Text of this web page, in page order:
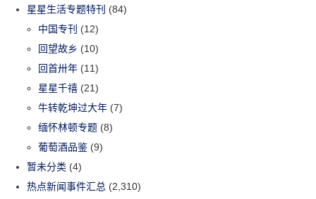
星星生活专题特刊 (84)
中国专刊 (12)
回望故乡 (10)
回首卅年 (11)
星星千禧 (21)
牛转乾坤过大年 (7)
缅怀林顿专题 (8)
葡萄酒品鉴 (9)
暂未分类 (4)
热点新闻事件汇总 (2,310)